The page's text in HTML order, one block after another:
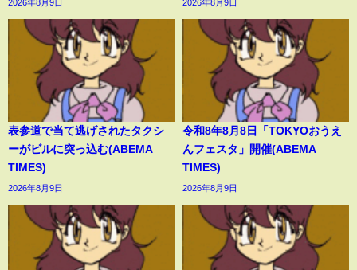
2026年8月9日 2026年8月9日
表参道で当て逃げされたタクシ
ーがビルに突っ込む(ABEMA
TIMES)
2026年8月9日
令和8年8月8日「TOKYOおうえ
んフェスタ」開催(ABEMA
TIMES)
2026年8月9日